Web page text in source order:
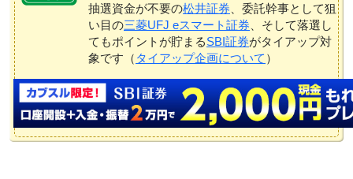
抽選資金が不要の松井証券 、委託幹事として狙
い目の三菱UFJ eスマート証券 、そして落選し
てもポイントが貯まるSBI証券がタイアップ対
象です（ タイアップ企画について ）